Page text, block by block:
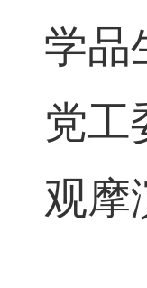
学品
党工
观摩